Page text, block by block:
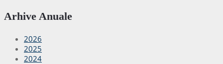
Arhive Anuale
2026
2025
2024